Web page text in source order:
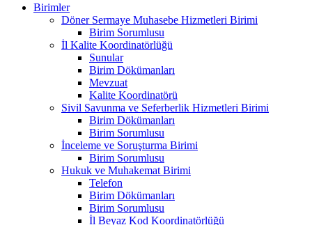
Birimler
Döner Sermaye Muhasebe Hizmetleri Birimi
Birim Sorumlusu
İl Kalite Koordinatörlüğü
Sunular
Birim Dökümanları
Mevzuat
Kalite Koordinatörü
Sivil Savunma ve Seferberlik Hizmetleri Birimi
Birim Dökümanları
Birim Sorumlusu
İnceleme ve Soruşturma Birimi
Birim Sorumlusu
Hukuk ve Muhakemat Birimi
Telefon
Birim Dökümanları
Birim Sorumlusu
İl Beyaz Kod Koordinatörlüğü